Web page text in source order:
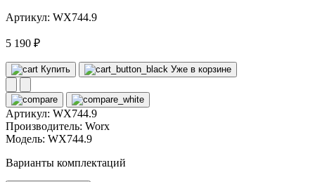
Артикул: WX744.9
5 190 ₽
Купить Уже в корзине
Артикул: WX744.9
Производитель: Worx
Модель: WX744.9
Варианты комплектаций